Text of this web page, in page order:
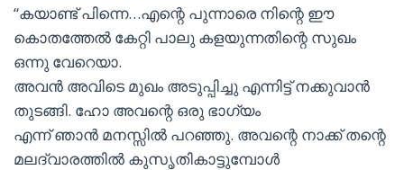
“കയാണ്ട് പിന്നെ…എന്റെ പുന്നാരെ നിന്റെ ഈ
കൊതത്തേൽ കേറ്റി പാലു കളയുന്നതിന്റെ സുഖം
ഒന്നു വേറെയാ.
അവൻ അവിടെ മുഖം അടുപ്പിച്ചു എന്നിട്ട് നക്കുവാൻ
തുടങ്ങി. ഹോ അവന്റെ ഒരു ഭാഗ്യം
എന്ന് ഞാൻ മനസ്സിൽ പറഞ്ഞു. അവന്റെ നാക്ക് തന്റെ
മലദ്വാരത്തിൽ കുസൃതികാട്ടുമ്പോൾ